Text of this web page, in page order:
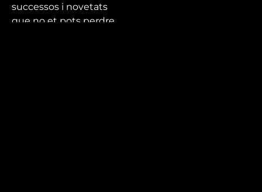
successos i novetats
que no et pots perdre.